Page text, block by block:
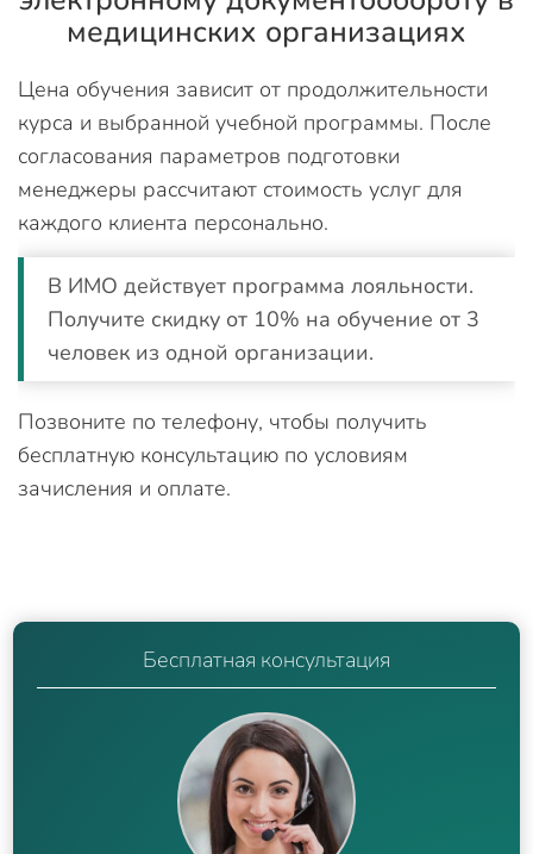
медицинских организациях
Цена обучения зависит от продолжительности
курса и выбранной учебной программы. После
согласования параметров подготовки
менеджеры рассчитают стоимость услуг для
каждого клиента персонально.
В ИМО действует программа лояльности.
Получите скидку от 10% на обучение от 3
человек из одной организации.
Позвоните по телефону, чтобы получить
бесплатную консультацию по условиям
зачисления и оплате.
Бесплатная консультация